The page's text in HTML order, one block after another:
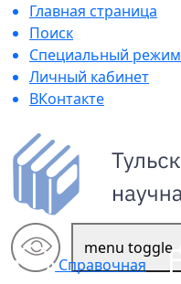
Главная страница
Поиск
Специальный режим
Личный кабинет
ВКонтакте
menu toggle
Справочная